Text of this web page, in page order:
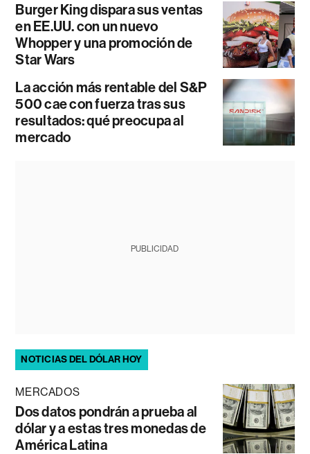
Burger King dispara sus ventas
en EE.UU. con un nuevo
Whopper y una promoción de
Star Wars
La acción más rentable del S&P
500 cae con fuerza tras sus
resultados: qué preocupa al
mercado
PUBLICIDAD
NOTICIAS DEL DÓLAR HOY
MERCADOS
Dos datos pondrán a prueba al
dólar y a estas tres monedas de
América Latina